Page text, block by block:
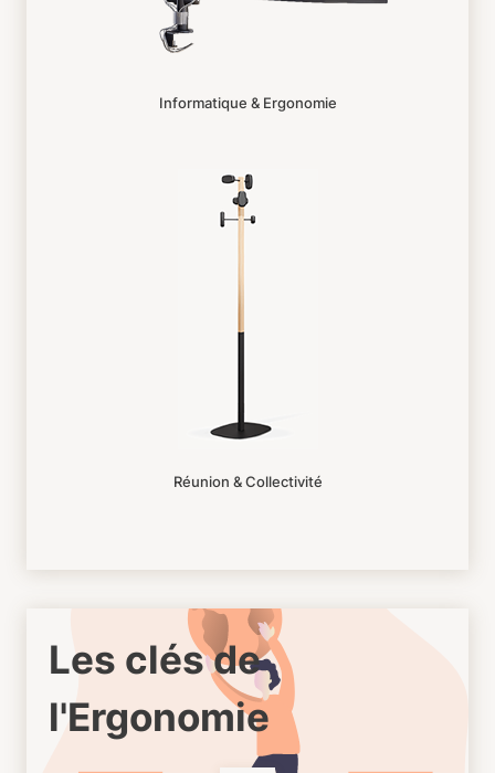
Informatique & Ergonomie
Réunion & Collectivité
Les clés de
l'Ergonomie